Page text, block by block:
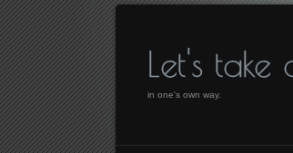
Let's take
in one's own way.